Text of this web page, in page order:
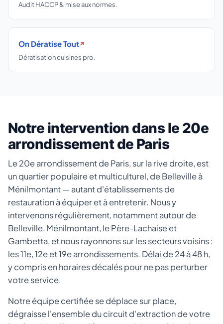
Audit HACCP & mise aux normes.
On Dératise Tout↗
Dératisation cuisines pro.
Notre intervention dans le 20e
arrondissement de Paris
Le 20e arrondissement de Paris, sur la rive droite, est
un quartier populaire et multiculturel, de Belleville à
Ménilmontant — autant d'établissements de
restauration à équiper et à entretenir. Nous y
intervenons régulièrement, notamment autour de
Belleville, Ménilmontant, le Père-Lachaise et
Gambetta, et nous rayonnons sur les secteurs voisins :
les 11e, 12e et 19e arrondissements. Délai de 24 à 48 h,
y compris en horaires décalés pour ne pas perturber
votre service.
Notre équipe certifiée se déplace sur place,
dégraisse l'ensemble du circuit d'extraction de votre